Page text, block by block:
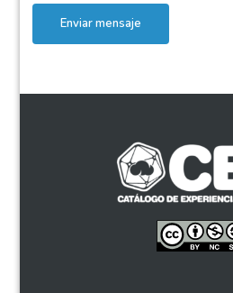
Enviar mensaje